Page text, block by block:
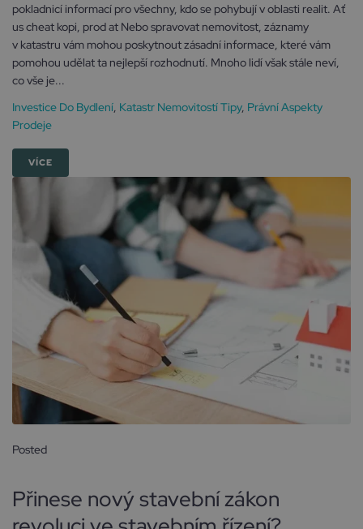
pokladnicí informací pro všechny, kdo se pohybují v oblasti realit. Ať
us cheat kopi, prod at Nebo spravovat nemovitost, záznamy
v katastru vám mohou poskytnout zásadní informace, které vám
pomohou udělat ta nejlepší rozhodnutí. Mnoho lidí však stále neví,
co vše je...
Investice Do Bydlení, Katastr Nemovitostí Tipy, Právní Aspekty
Prodeje
VÍCE
Posted
Přinese nový stavební zákon